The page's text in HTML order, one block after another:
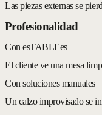
Las piezas externas se
Profesionalidad
Con esTABLEes
El cliente ve una mesa
Con soluciones manuales
Un calzo improvisado se